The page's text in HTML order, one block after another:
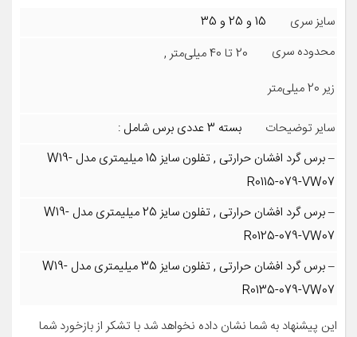
سایز سری
15 و 25 و 35
محدوده سری
20 تا 40 میلی‌متر
,
زیر 20 میلی‌متر
سایر توضیحات
بسته 3 عددی برس شامل :
– برس گرد افشان حرارتی , تفلون سایز 15 میلیمتری مدل W19-
R0115-079-VW07
– برس گرد افشان حرارتی , تفلون سایز 25 میلیمتری مدل W19-
R0125-079-VW07
– برس گرد افشان حرارتی , تفلون سایز 35 میلیمتری مدل W19-
R0135-079-VW07
این پیشنهاد به شما نشان داده نخواهد شد با تشکر از باز‌خورد شما